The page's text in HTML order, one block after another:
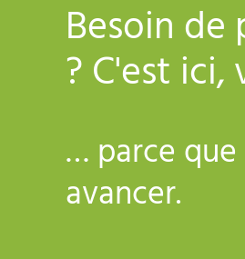
Besoin
? C'est ici,
… parce que
avancer.